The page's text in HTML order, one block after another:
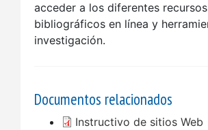
acceder a los diferentes recursos
bibliográficos en línea y
investigación.
Documentos relacionados
Instructivo de sitios Web